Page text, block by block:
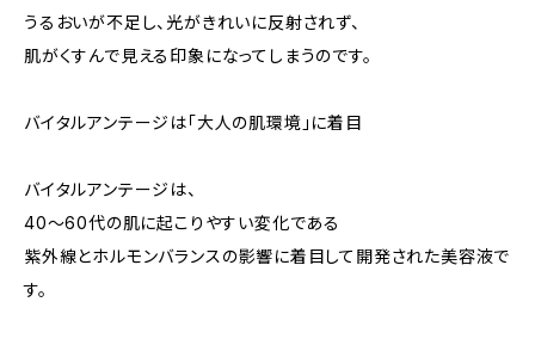
うるおいが不足し、光がきれいに反射されず、
肌がくすんで見える印象になってしまうのです。
バイタルアンテージは「大人の肌環境」に着目
バイタルアンテージは、
40〜60代の肌に起こりやすい変化である
紫外線とホルモンバランスの影響に着目して開発された美容液で
す。